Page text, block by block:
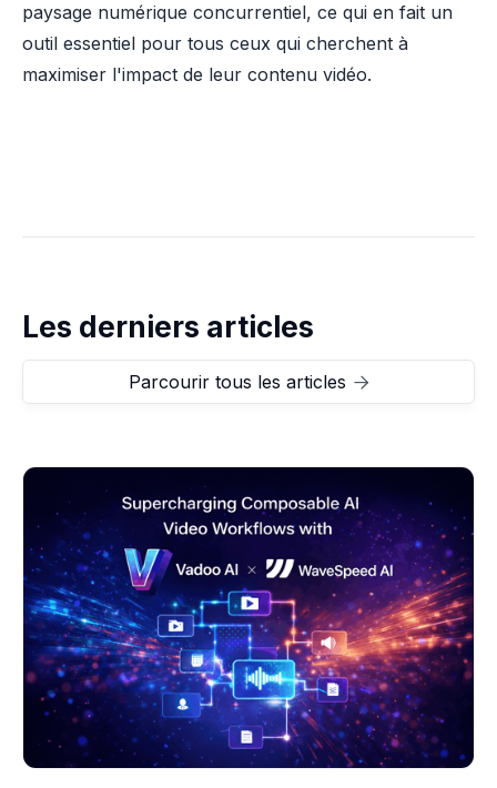
paysage numérique concurrentiel, ce qui en fait un
outil essentiel pour tous ceux qui cherchent à
maximiser l'impact de leur contenu vidéo.
Les derniers articles
Parcourir tous les articles 